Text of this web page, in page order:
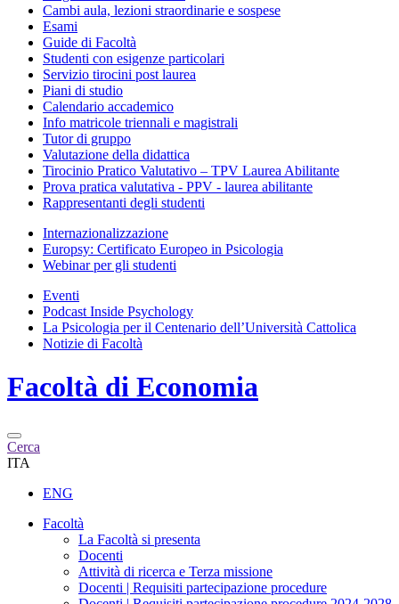
Cambi aula, lezioni straordinarie e sospese
Esami
Guide di Facoltà
Studenti con esigenze particolari
Servizio tirocini post laurea
Piani di studio
Calendario accademico
Info matricole triennali e magistrali
Tutor di gruppo
Valutazione della didattica
Tirocinio Pratico Valutativo – TPV Laurea Abilitante
Prova pratica valutativa - PPV - laurea abilitante
Rappresentanti degli studenti
Internazionalizzazione
Europsy: Certificato Europeo in Psicologia
Webinar per gli studenti
Eventi
Podcast Inside Psychology
La Psicologia per il Centenario dell’Università Cattolica
Notizie di Facoltà
Facoltà di Economia
Cerca
ITA
ENG
Facoltà
La Facoltà si presenta
Docenti
Attività di ricerca e Terza missione
Docenti | Requisiti partecipazione procedure